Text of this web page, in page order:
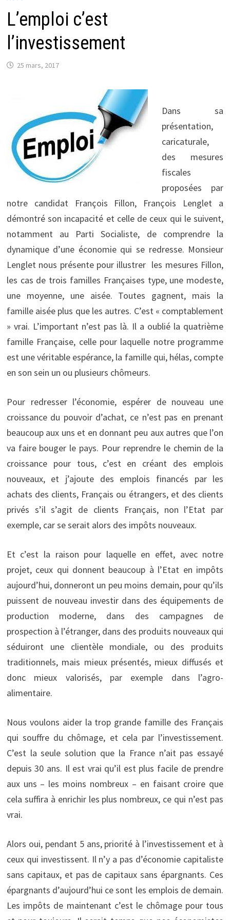
L’emploi c’est
l’investissement
25 mars, 2017
Dans sa
présentation,
caricaturale,
des mesures
fiscales
proposées par
notre candidat François Fillon, François Lenglet a
démontré son incapacité et celle de ceux qui le suivent,
notamment au Parti Socialiste, de comprendre la
dynamique d’une économie qui se redresse. Monsieur
Lenglet nous présente pour illustrer les mesures Fillon,
les cas de trois familles Françaises type, une modeste,
une moyenne, une aisée. Toutes gagnent, mais la
famille aisée plus que les autres. C’est « comptablement
» vrai. L’important n’est pas là. Il a oublié la quatrième
famille Française, celle pour laquelle notre programme
est une véritable espérance, la famille qui, hélas, compte
en son sein un ou plusieurs chômeurs.
Pour redresser l’économie, espérer de nouveau une
croissance du pouvoir d’achat, ce n’est pas en prenant
beaucoup aux uns et en donnant peu aux autres que l’on
va faire bouger le pays. Pour reprendre le chemin de la
croissance pour tous, c’est en créant des emplois
nouveaux, et j’ajoute des emplois financés par les
achats des clients, Français ou étrangers, et des clients
privés s’il s’agit de clients Français, non l’Etat par
exemple, car se serait alors des impôts nouveaux.
Et c’est la raison pour laquelle en effet, avec notre
projet, ceux qui donnent beaucoup à l’Etat en impôts
aujourd’hui, donneront un peu moins demain, pour qu’ils
puissent de nouveau investir dans des équipements de
production moderne, dans des campagnes de
prospection à l’étranger, dans des produits nouveaux qui
séduiront une clientèle mondiale, ou des produits
traditionnels, mais mieux présentés, mieux diffusés et
donc mieux valorisés, par exemple dans l’agro-
alimentaire.
Nous voulons aider la trop grande famille des Français
qui souffre du chômage, et cela par l’investissement.
C’est la seule solution que la France n’ait pas essayé
depuis 30 ans. Il est vrai qu’il est plus facile de prendre
aux uns – les moins nombreux – en faisant croire que
cela suffira à enrichir les plus nombreux, ce qui n’est pas
vrai.
Alors oui, pendant 5 ans, priorité à l’investissement et à
ceux qui investissent. Il n’y a pas d’économie capitaliste
sans capitaux, et pas de capitaux sans épargnants. Ces
épargnants d’aujourd’hui ce sont les emplois de demain.
Les impôts de maintenant c’est le chômage pour tous